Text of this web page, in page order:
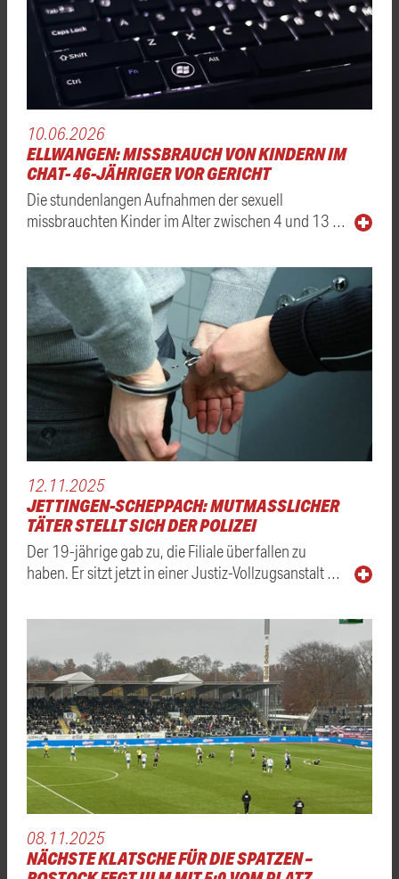
10.06.2026
ELLWANGEN: MISSBRAUCH VON KINDERN IM
CHAT- 46-JÄHRIGER VOR GERICHT
Die stundenlangen Aufnahmen der sexuell
missbrauchten Kinder im Alter zwischen 4 und 13 …
12.11.2025
JETTINGEN-SCHEPPACH: MUTMASSLICHER T
ÄTER STELLT SICH DER POLIZEI
Der 19-jährige gab zu, die Filiale überfallen zu
haben. Er sitzt jetzt in einer Justiz-Vollzugsanstalt …
08.11.2025
NÄCHSTE KLATSCHE FÜR DIE SPATZEN –